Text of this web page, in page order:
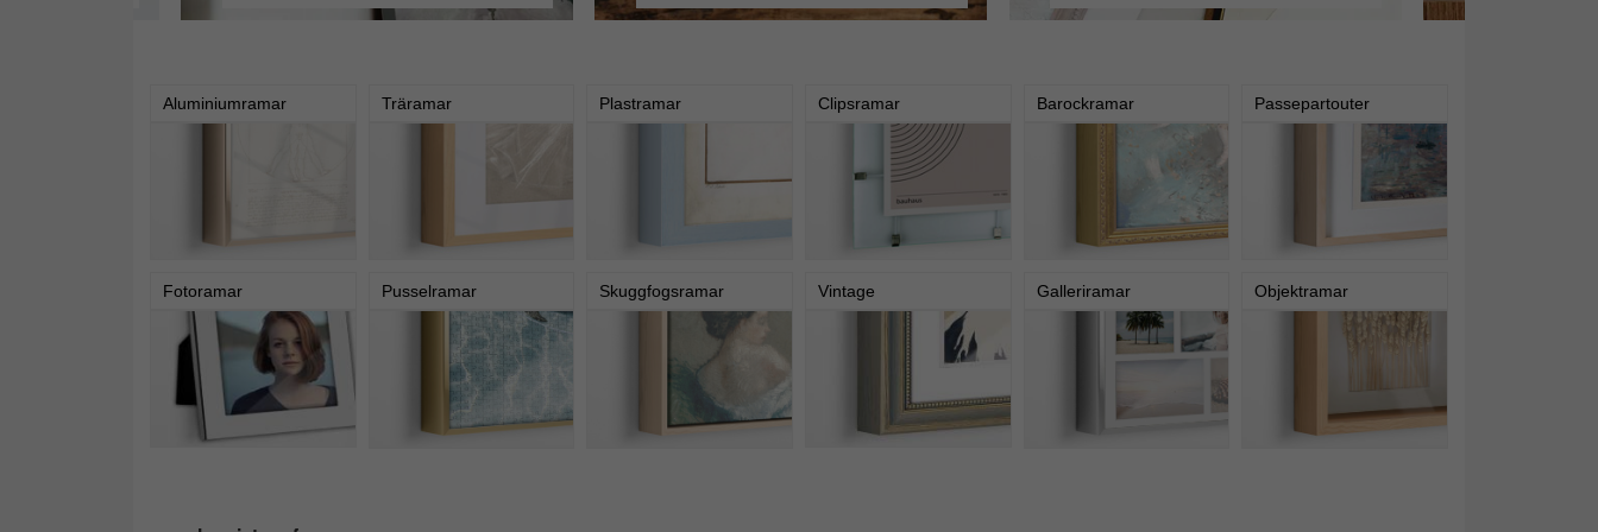
Aluminiumramar Träramar Plastramar Clipsramar Barockramar Passepartouter
Fotoramar Pusselramar Skuggfogsramar Vintage Galleriramar Objektramar